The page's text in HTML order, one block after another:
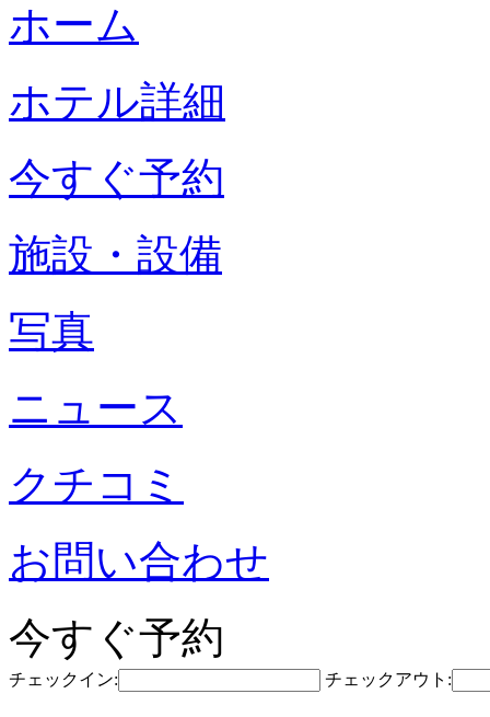
ホーム
ホテル詳細
今すぐ予約
施設・設備
写真
ニュース
クチコミ
お問い合わせ
今すぐ予約
チェックイン: チェックアウト: